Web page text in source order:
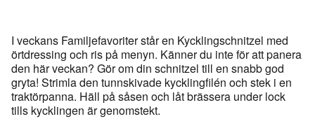
I veckans Familjefavoriter står en Kycklingschnitzel med
örtdressing och ris på menyn. Känner du inte för att panera
den här veckan? Gör om din schnitzel till en snabb god
gryta! Strimla den tunnskivade kycklingfilén och stek i en
traktörpanna. Häll på såsen och låt brässera under lock
tills kycklingen är genomstekt.